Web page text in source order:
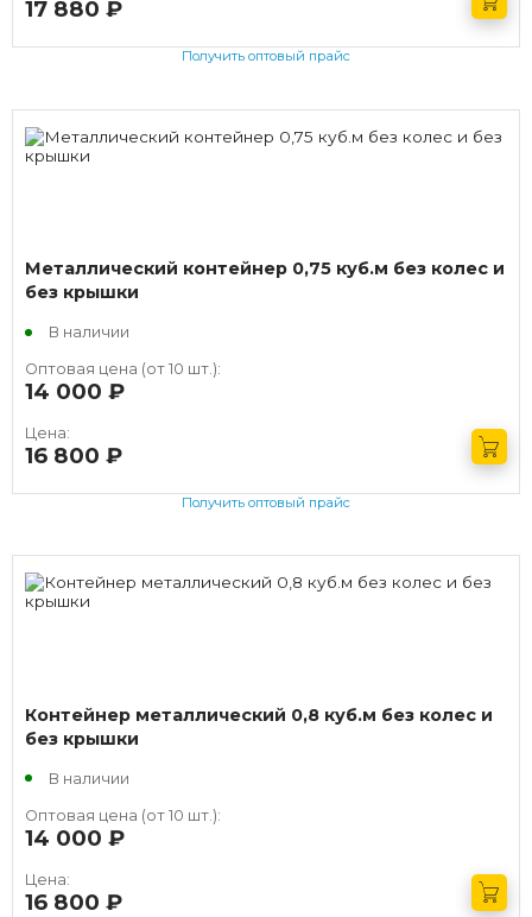
17 880
Получить оптовый прайс
Металлический контейнер 0,75 куб.м без колес и
без крышки
В наличии
Оптовая цена (от 10 шт.):
14 000
Цена:
16 800
Получить оптовый прайс
Контейнер металлический 0,8 куб.м без колес и
без крышки
В наличии
Оптовая цена (от 10 шт.):
14 000
Цена:
16 800